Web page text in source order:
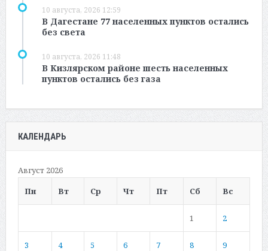
10 августа, 2026 12:59
В Дагестане 77 населенных пунктов остались
без света
10 августа, 2026 11:48
В Кизлярском районе шесть населенных
пунктов остались без газа
КАЛЕНДАРЬ
Август 2026
Пн
Вт Ср Чт Пт Сб Вс
1 2
3 4 5 6 7 8 9